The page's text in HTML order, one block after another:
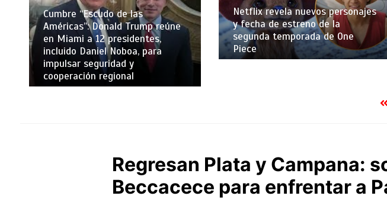
Netflix revela nuevos personajes
y fecha de estreno de la
segunda temporada de One
Piece
12 de febrero de 2026 2 mins
Los dos primeros conciertos de
la gira mundial de BTS llegarán
los cines en vivo
Regresan Plata y Campana:
Beccacece para enfrentar a